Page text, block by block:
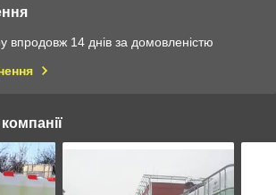
впродовж 14 днів за домовленістю